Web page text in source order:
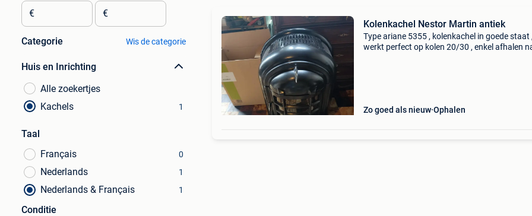
€ €
Categorie Wis de categorie
Huis en Inrichting
Alle zoekertjes
Kachels
1
Taal
Français
0
Nederlands 1
Nederlands & Français 1
Conditie
Kolenkachel Nestor Martin antiek
Type ariane 5355 , kolenkachel in goede staat ,
werkt perfect op kolen 20/30 , enkel afhalen
Zo goed als nieuw Ophalen